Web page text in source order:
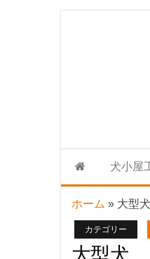
犬小屋
ホーム » 大型
カテゴリー
大型犬